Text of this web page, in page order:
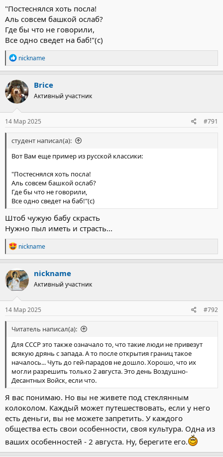
"Постеснялся хоть посла!
Аль совсем башкой ослаб?
Где бы что не говорили,
Все одно сведет на баб!"(с)
Р
е
а
к
ц
и
и
:
nickname
Brice
Активный участник
14 Мар 2025 #791
студент написал(а):
Вот Вам еще пример из русской классики:
"Постеснялся хоть посла!
Аль совсем башкой ослаб?
Где бы что не говорили,
Все одно сведет на баб!"(с)
Штоб чужую бабу скрасть
Нужно пыл иметь и страсть...
Р
е
а
к
ц
и
и
:
nickname
nickname
Активный участник
14 Мар 2025 #792
Читатель написал(а):
Для СССР это также означало то, что такие люди не привезут
всякую дрянь с запада. А то после открытия границ такое
началось... Чуть до гей-парадов не дошло. Хорошо, что их
могли разрешить только 2 августа. Это день Воздушно-
Десантных Войск, если что.
Я вас понимаю. Но вы не живете под стеклянным
колоколом. Каждый может путешествовать, если у него
есть деньги, вы не можете запретить. У каждого
общества есть свои особенности, своя культура. Одна из
ваших особенностей - 2 августа. Ну, берегите его.